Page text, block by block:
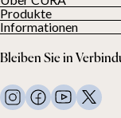
Über uns
Unsere Kunden
Produkte
Alle Produkte
Gewichtsdecken
Bettwäsche
Kissen und mehr
Informationen
Allgemeine
FAQ
Kontaktiere uns
Bleiben Sie in